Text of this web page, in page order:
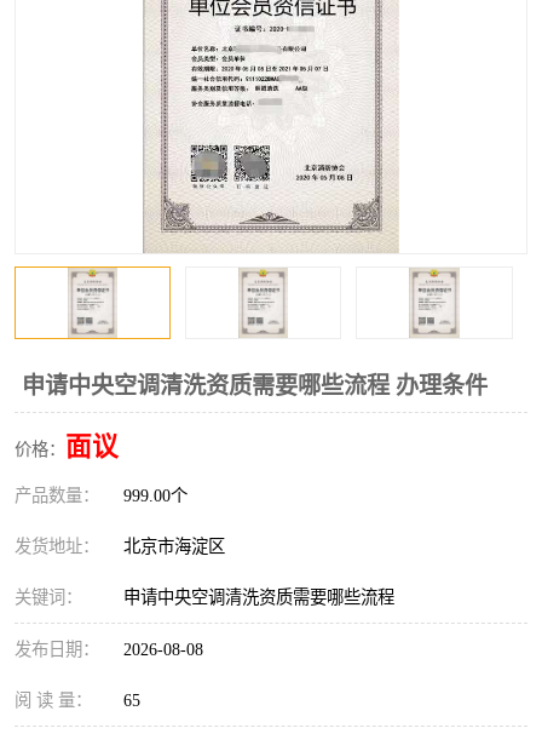
申请中央空调清洗资质需要哪些流程 办理条件
价格： 面议
产品数量： 999.00个
发货地址： 北京市海淀区
关键词： 申请中央空调清洗资质需要哪些流程
发布日期： 2026-08-08
阅 读 量： 65
矿用设备检修资质